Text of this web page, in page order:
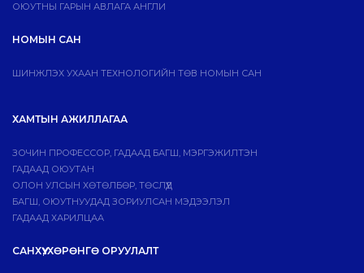
ОЮУТНЫ ГАРЫН АВЛАГА АНГЛИ
НОМЫН САН
ШИНЖЛЭХ УХААН ТЕХНОЛОГИЙН ТӨВ НОМЫН САН
ХАМТЫН АЖИЛЛАГАА
ЗОЧИН ПРОФЕССОР, ГАДААД БАГШ, МЭРГЭЖИЛТЭН
ГАДААД ОЮУТАН
ОЛОН УЛСЫН ХӨТӨЛБӨР, ТӨСЛҮҮД
БАГШ, ОЮУТНУУДАД ЗОРИУЛСАН МЭДЭЭЛЭЛ
ГАДААД ХАРИЛЦАА
САНХҮҮ, ХӨРӨНГӨ ОРУУЛАЛТ